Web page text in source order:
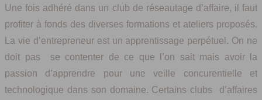
Une fois adhéré dans un club de réseautage d’affaire, il faut
profiter à fonds des diverses formations et ateliers proposés.
La vie d’entrepreneur est un apprentissage perpétuel. On ne
doit pas se contenter de ce que l’on sait mais avoir la
passion d’apprendre pour une veille concurentielle et
technologique dans son domaine. Certains clubs d’affaires